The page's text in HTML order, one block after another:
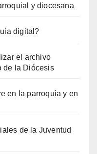
y diocesana
digital?
el archivo
de la Diócesis
en la parroquia y en
de la Juventud